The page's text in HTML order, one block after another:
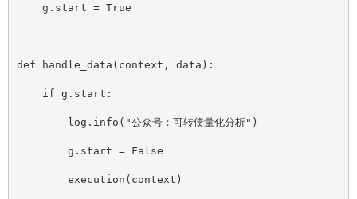
    g.start = True
def handle_data(context, data):
    if g.start:
        log.info("公众号：可转债量化分析")
        g.start = False
        execution(context)